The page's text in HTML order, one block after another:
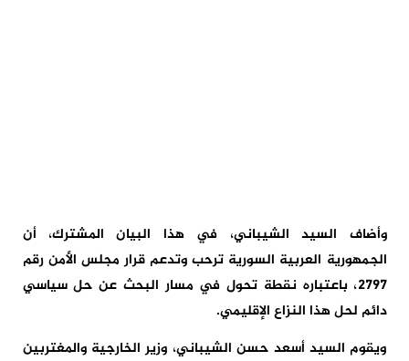
وأضاف السيد الشيباني، في هذا البيان المشترك، أن
الجمهورية العربية السورية ترحب وتدعم قرار مجلس الأمن رقم
2797، باعتباره نقطة تحول في مسار البحث عن حل سياسي
دائم لحل هذا النزاع الإقليمي.
ويقوم السيد أسعد حسن الشيباني، وزير الخارجية والمغتربين